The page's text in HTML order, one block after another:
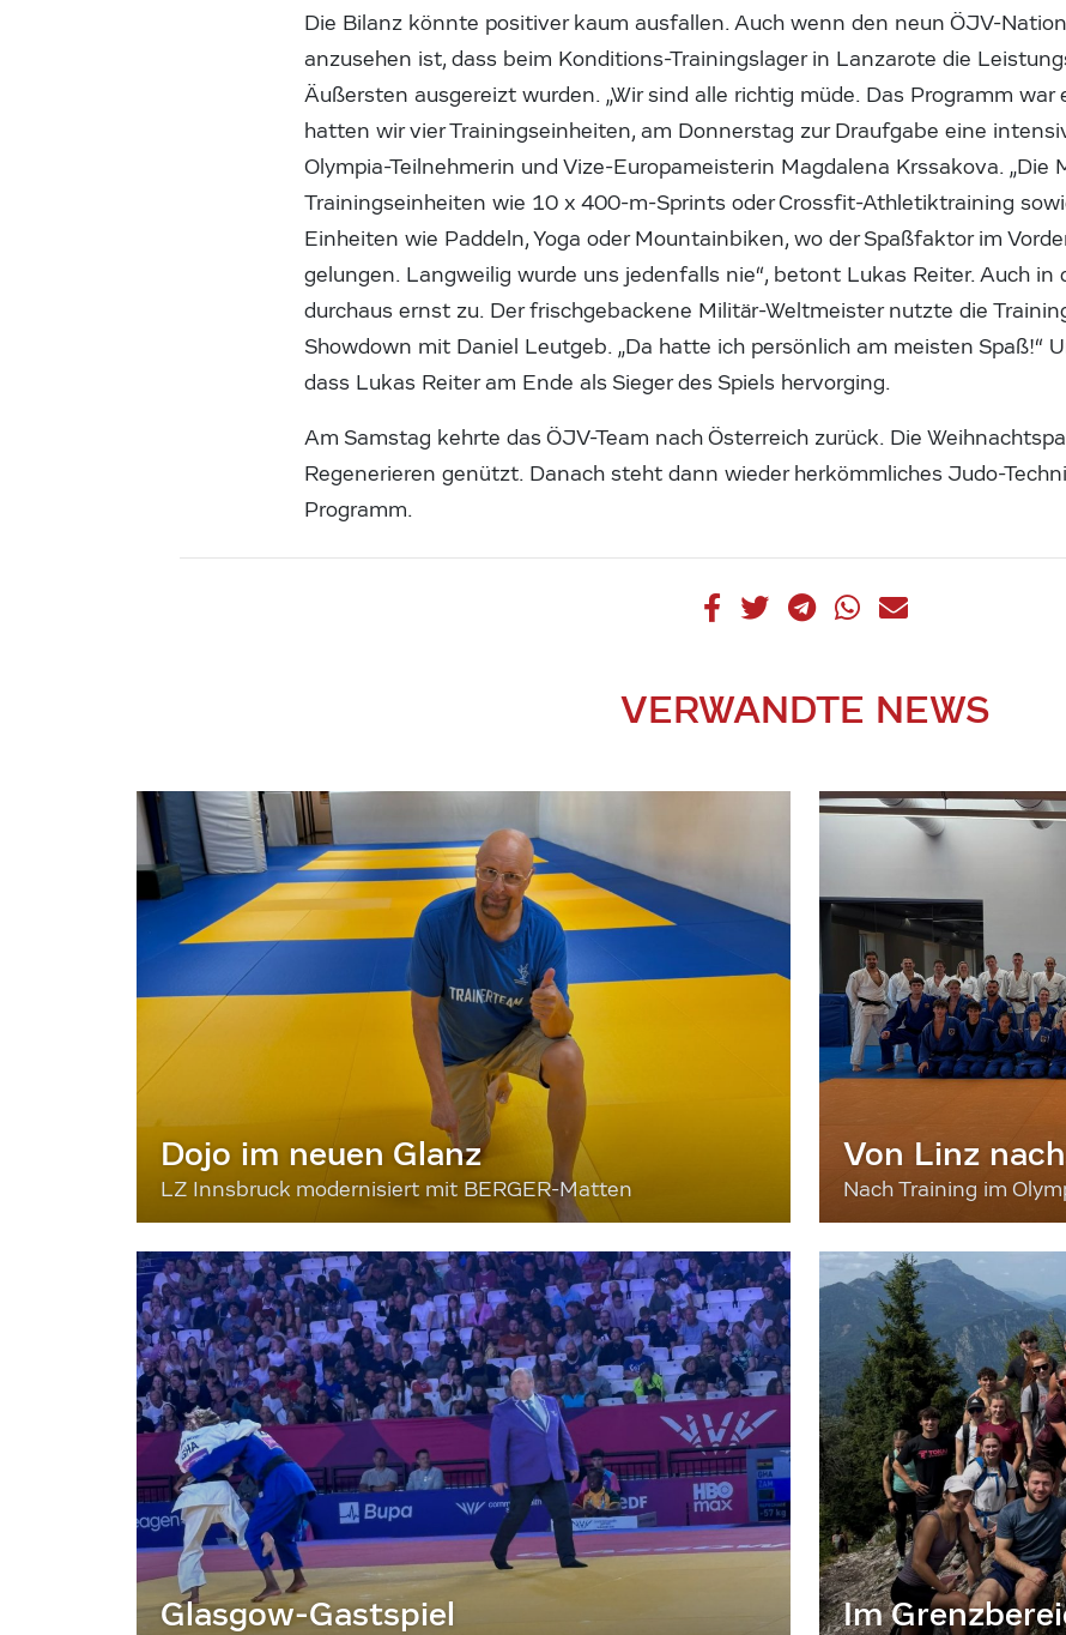
Die Bilanz könnte positiver kaum ausfallen. Auch wenn den neun ÖJV-
anzusehen ist, dass beim Konditions-Trainingslager in Lanzarote die
Äußersten ausgereizt wurden. „Wir sind alle richtig müde. Das Programm
hatten wir vier Trainingseinheiten, am Donnerstag zur Draufgabe eine
Olympia-Teilnehmerin und Vize-Europameisterin Magdalena Krssakova. „Die
Trainingseinheiten wie 10 x 400-m-Sprints oder Crossfit-Athletiktraining
Einheiten wie Paddeln, Yoga oder Mountainbiken, wo der Spaßfaktor im
gelungen. Langweilig wurde uns jedenfalls nie“, betont Lukas Reiter. Auch in
durchaus ernst zu. Der frischgebackene Militär-Weltmeister nutzte die
Showdown mit Daniel Leutgeb. „Da hatte ich persönlich am meisten Spaß!“
dass Lukas Reiter am Ende als Sieger des Spiels hervorging.
Am Samstag kehrte das ÖJV-Team nach Österreich zurück. Die
Regenerieren genützt. Danach steht dann wieder herkömmliches Judo-
Programm.
VERWANDTE NEWS
Dojo im neuen Glanz
LZ Innsbruck modernisiert mit BERGER-Matten
Von Linz
Nach Training im
Glasgow-Gastspiel Im